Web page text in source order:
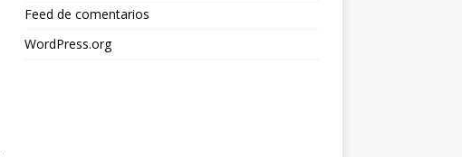
Feed de comentarios
WordPress.org